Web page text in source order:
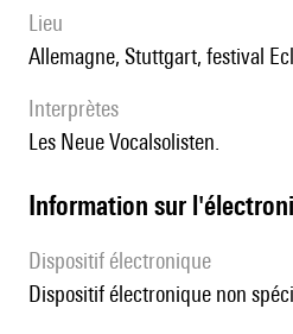
lieu
Allemagne, Stuttgart, festival
interprètes
les Neue Vocalsolisten.
Information sur
Dispositif électronique
dispositif électronique non